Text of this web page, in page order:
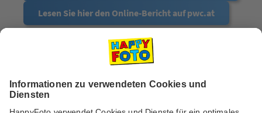
Lesen Sie hier den Online-Bericht auf pwc.at